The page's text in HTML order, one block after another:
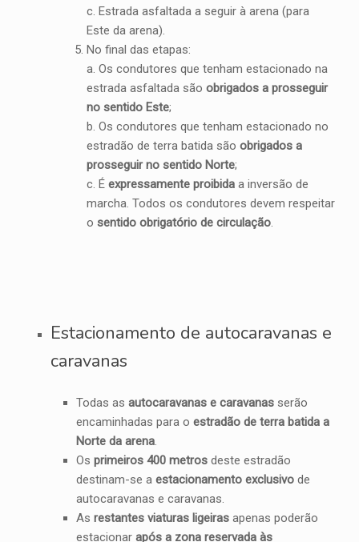
c. Estrada asfaltada a seguir à arena (para
Este da arena).
No final das etapas:
a. Os condutores que tenham estacionado na
estrada asfaltada são obrigados a prosseguir
no sentido Este;
b. Os condutores que tenham estacionado no
estradão de terra batida são obrigados a
prosseguir no sentido Norte;
c. É expressamente proibidaa inversão de
marcha. Todos os condutores devem respeitar
o sentido obrigatório de circulação.
Estacionamento de autocaravanas e
caravanas
Todas as autocaravanas e caravanas serão
encaminhadas para o estradão de terra batida a
Norte da arena.
Os primeiros 400 metros deste estradão
destinam-se a estacionamento exclusivo de
autocaravanas e caravanas.
As restantes viaturas ligeiras apenas poderão
estacionar após a zona reservada às